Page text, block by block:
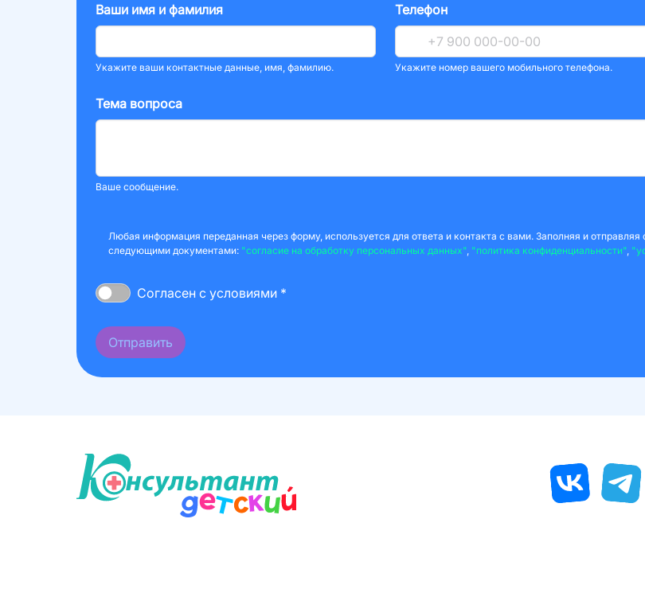
Ваши имя и фамилия
Укажите ваши контактные данные, имя, фамилию.
Телефон
Укажите номер вашего мобильного телефона.
Тема вопроса
Ваше сообщение.
Любая информация переданная через форму, используется для ответа и контакта с вами. Заполняя и
следующими документами: "согласие на обработку персональных данных", "политика конфиденциальности",
Согласен с условиями *
Отправить